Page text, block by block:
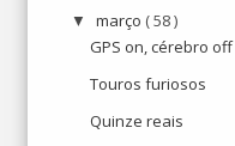
▼ março ( 58 )
GPS on, cérebro off
Touros furiosos
Quinze reais